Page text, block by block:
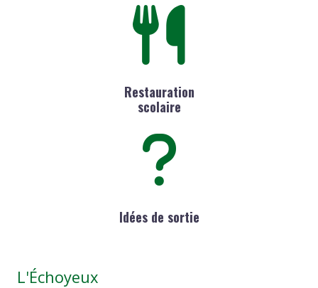
Restauration
scolaire
Idées de sortie
L'Échoyeux